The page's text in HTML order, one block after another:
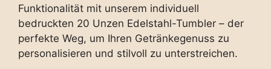
Funktionalität mit unserem individuell
bedruckten 20 Unzen Edelstahl-Tumbler – der
perfekte Weg, um Ihren Getränkegenuss zu
personalisieren und stilvoll zu unterstreichen.